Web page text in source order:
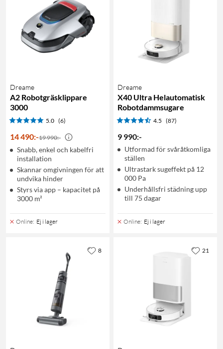
Dreame
A2 Robotgräsklippare
3000
5.0 (6)
14 490:-19 990:-
Snabb, enkel och kabelfri
installation
Skannar omgivningen för att
undvika hinder
Styrs via app – kapacitet på
3000 m²
Online: Ej i lager
Dreame
X40 Ultra Helautomatisk
Robotdammsugare
4.5 (87)
9 990:-
Utformad för svåråtkomliga
ställen
Ultrastark sugeffekt på 12
000 Pa
Underhållsfri städning upp
till 75 dagar
Online: Ej i lager
8 21